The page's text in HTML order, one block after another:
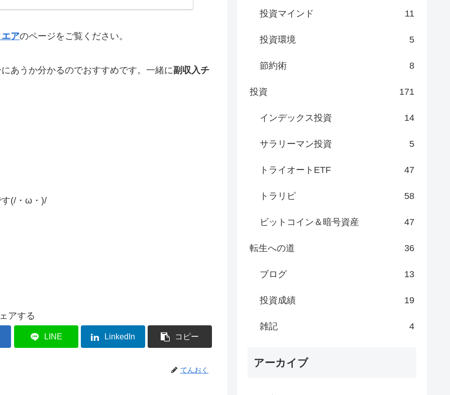
アのページをご覧ください。
あうか分かるのでおすすめです。一緒に副収入チ
す(/・ω・)/
アする
LINE LinkedIn コピー
てんおく
投資マインド 11
投資環境 5
節約術 8
投資 171
インデックス投資 14
サラリーマン投資 5
トライオートETF 47
トラリピ 58
ビットコイン＆暗号資産 47
転生への道 36
ブログ 13
投資成績 19
雑記 4
アーカイブ